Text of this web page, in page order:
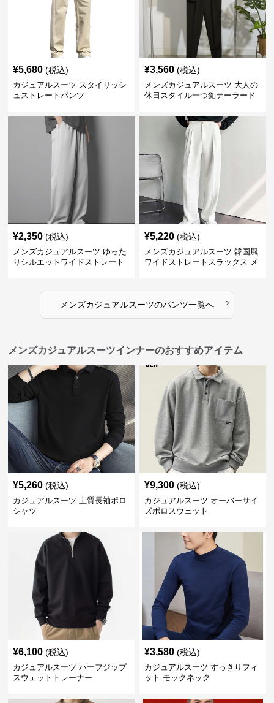
¥5,680 (税込)
カジュアルスーツ スタイリッシ
ュストレートパンツ
¥3,560 (税込)
メンズカジュアルスーツ 大人の
休日スタイル一つ釦テーラード
¥2,350 (税込)
メンズカジュアルスーツ ゆった
りシルエットワイドストレート
¥5,220 (税込)
メンズカジュアルスーツ 韓国風
ワイドストレートスラックス メ
メンズカジュアルスーツのパンツ一覧へ ›
メンズカジュアルスーツインナーのおすすめアイテム
¥5,260 (税込)
カジュアルスーツ 上質長袖ポロ
シャツ
¥9,300 (税込)
カジュアルスーツ オーバーサイ
ズポロスウェット
¥6,100 (税込)
カジュアルスーツ ハーフジップ
スウェットトレーナー
¥3,580 (税込)
カジュアルスーツ すっきりフィ
ット モックネック